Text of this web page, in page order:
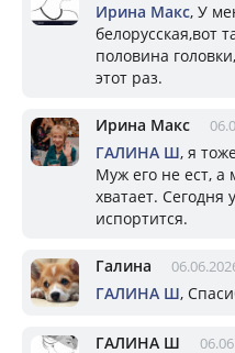
Ирина Макс, У
белорусская,вот
половина
этот раз.
Ирина Макс
ГАЛИНА Ш, я
Муж его не ест, а
хватает. Сегодня
испортится.
Галина
ГАЛИНА Ш,
ГАЛИНА Ш